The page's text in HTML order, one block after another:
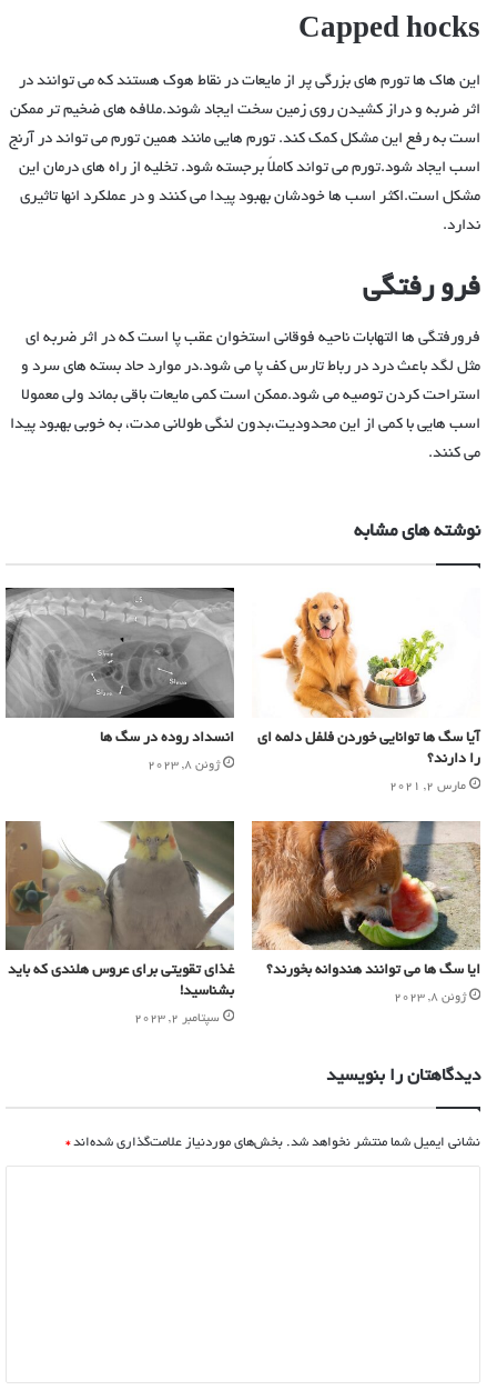
Capped hocks
این هاک ها تورم های بزرگی پر از مایعات در نقاط هوک هستند که می توانند در
اثر ضربه و دراز کشیدن روی زمین سخت ایجاد شوند.ملافه های ضخیم تر ممکن
است به رفع این مشکل کمک کند. تورم هایی مانند همین تورم می تواند در آرنج
اسب ایجاد شود.تورم می تواند کاملاً برجسته شود. تخلیه از راه های درمان این
مشکل است.اکثر اسب ها خودشان بهبود پیدا می کنند و در عملکرد انها تاثیری
ندارد.
فرو رفتگی
فرورفتگی ها التهابات ناحیه فوقانی استخوان عقب پا است که در اثر ضربه ای
مثل لگد باعث درد در رباط تارس کف پا می شود.در موارد حاد بسته های سرد و
استراحت کردن توصیه می شود.ممکن است کمی مایعات باقی بماند ولی معمولا
اسب هایی با کمی از این محدودیت،بدون لنگی طولانی مدت، به خوبی بهبود پیدا
می کنند.
نوشته های مشابه
آیا سگ ها توانایی خوردن فلفل دلمه ای
را دارند؟
مارس 2, 2021
انسداد روده در سگ ها
ژوئن 8, 2023
ایا سگ ها می توانند هندوانه بخورند؟
ژوئن 8, 2023
غذای تقویتی برای عروس هلندی که باید
بشناسید!
سپتامبر 2, 2023
دیدگاهتان را بنویسید
نشانی ایمیل شما منتشر نخواهد شد. بخش‌های موردنیاز علامت‌گذاری شده‌اند*